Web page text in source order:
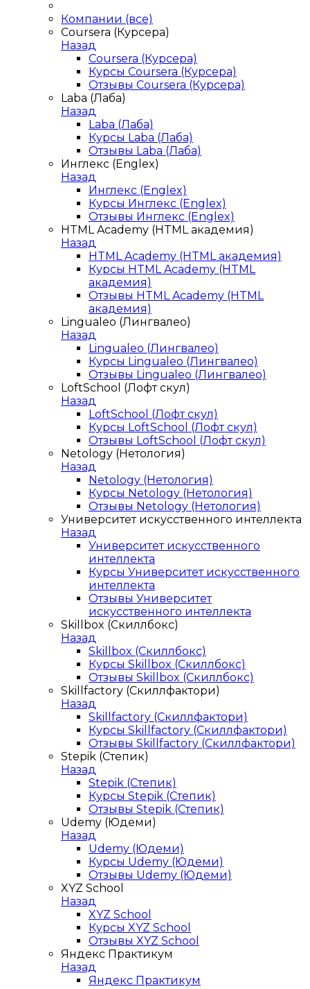
Компании (все)
Coursera (Курсера)
Назад
Coursera (Курсера)
Курсы Coursera (Курсера)
Отзывы Coursera (Курсера)
Laba (Лаба)
Назад
Laba (Лаба)
Курсы Laba (Лаба)
Отзывы Laba (Лаба)
Инглекс (Englex)
Назад
Инглекс (Englex)
Курсы Инглекс (Englex)
Отзывы Инглекс (Englex)
HTML Academy (HTML академия)
Назад
HTML Academy (HTML академия)
Курсы HTML Academy (HTML
академия)
Отзывы HTML Academy (HTML
академия)
Lingualeo (Лингвалео)
Назад
Lingualeo (Лингвалео)
Курсы Lingualeo (Лингвалео)
Отзывы Lingualeo (Лингвалео)
LoftSchool (Лофт скул)
Назад
LoftSchool (Лофт скул)
Курсы LoftSchool (Лофт скул)
Отзывы LoftSchool (Лофт скул)
Netology (Нетология)
Назад
Netology (Нетология)
Курсы Netology (Нетология)
Отзывы Netology (Нетология)
Университет искусственного интеллекта
Назад
Университет искусственного
интеллекта
Курсы Университет искусственного
интеллекта
Отзывы Университет
искусственного интеллекта
Skillbox (Скиллбокс)
Назад
Skillbox (Скиллбокс)
Курсы Skillbox (Скиллбокс)
Отзывы Skillbox (Скиллбокс)
Skillfactory (Скиллфактори)
Назад
Skillfactory (Скиллфактори)
Курсы Skillfactory (Скиллфактори)
Отзывы Skillfactory (Скиллфактори)
Stepik (Степик)
Назад
Stepik (Степик)
Курсы Stepik (Степик)
Отзывы Stepik (Степик)
Udemy (Юдеми)
Назад
Udemy (Юдеми)
Курсы Udemy (Юдеми)
Отзывы Udemy (Юдеми)
XYZ School
Назад
XYZ School
Курсы XYZ School
Отзывы XYZ School
Яндекс Практикум
Назад
Яндекс Практикум